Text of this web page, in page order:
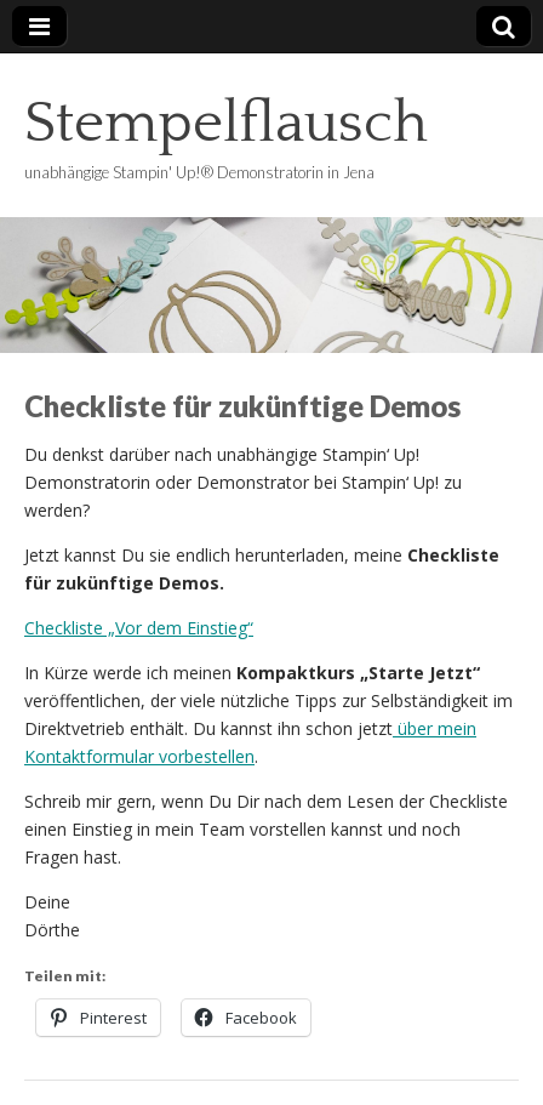
Stempelflausch
unabhängige Stampin' Up!® Demonstratorin in Jena
Checkliste für zukünftige Demos
Du denkst darüber nach unabhängige Stampin‘ Up!
Demonstratorin oder Demonstrator bei Stampin‘ Up! zu
werden?
Jetzt kannst Du sie endlich herunterladen, meine Checkliste
für zukünftige Demos.
Checkliste „Vor dem Einstieg“
In Kürze werde ich meinen Kompaktkurs „Starte Jetzt“
veröffentlichen, der viele nützliche Tipps zur Selbständigkeit im
Direktvetrieb enthält. Du kannst ihn schon jetzt über mein
Kontaktformular vorbestellen.
Schreib mir gern, wenn Du Dir nach dem Lesen der Checkliste
einen Einstieg in mein Team vorstellen kannst und noch
Fragen hast.
Deine
Dörthe
Teilen mit:
Pinterest Facebook